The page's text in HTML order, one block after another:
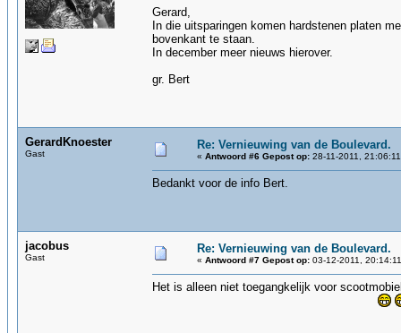
Gerard,
In die uitsparingen komen hardstenen platen
bovenkant te staan.
In december meer nieuws hierover.
gr. Bert
GerardKnoester
Gast
Re: Vernieuwing van de Boulevard.
« Antwoord #6 Gepost op: 28-11-2011,
Bedankt voor de info Bert.
jacobus
Gast
Re: Vernieuwing van de Boulevard.
« Antwoord #7 Gepost op: 03-12-2011,
Het is alleen niet toegangkelijk voor